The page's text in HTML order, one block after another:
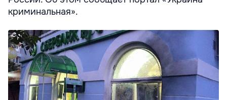
криминальная».